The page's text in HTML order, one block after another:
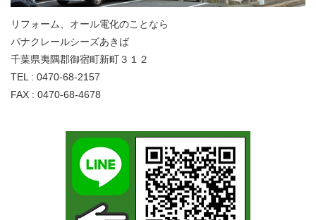
リフォーム、オール電化のことなら
パナクレールシーズあきば
千葉県夷隅郡御宿町新町３１２
TEL : 0470-68-2157
FAX : 0470-68-4678